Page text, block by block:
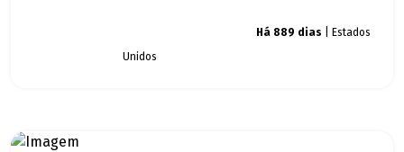
Há 889 dias | Estados
Unidos